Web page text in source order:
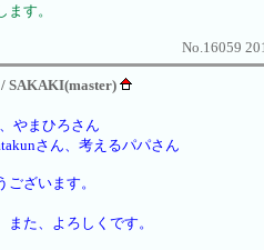
す。
No.16059
SAKAKI(master)
やまひろさん
さん、考えるパパさん
ざいます。
た、よろしくです。